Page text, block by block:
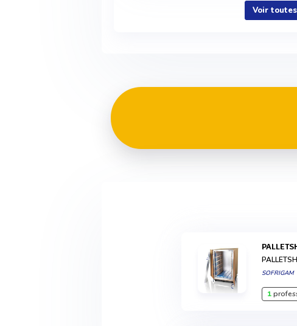
Voir
SOFRIGAM
1